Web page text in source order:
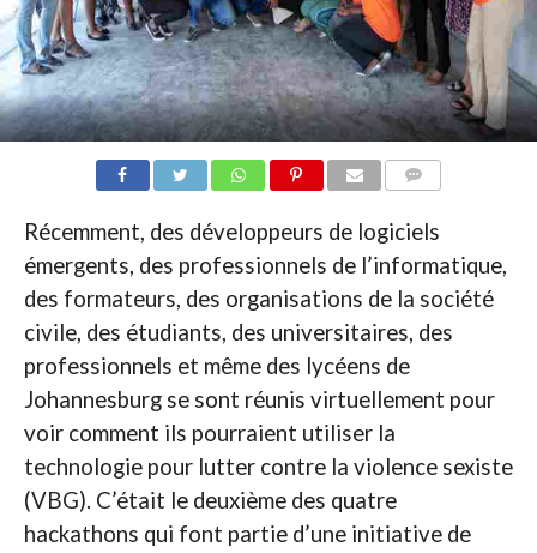
Récemment, des développeurs de logiciels
émergents, des professionnels de l’informatique,
des formateurs, des organisations de la société
civile, des étudiants, des universitaires, des
professionnels et même des lycéens de
Johannesburg se sont réunis virtuellement pour
voir comment ils pourraient utiliser la
technologie pour lutter contre la violence sexiste
(VBG). C’était le deuxième des quatre
hackathons qui font partie d’une initiative de